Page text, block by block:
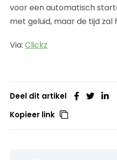
voor een automatisch
met geluid, maar de tijd zal
Via: Clickz
Deel dit artikel
Kopieer link